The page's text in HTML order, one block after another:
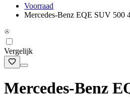
Voorraad
Mercedes-Benz EQE SUV
Vergelijk
Mercedes-Benz